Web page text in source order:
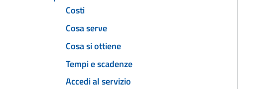
Costi
Cosa serve
Cosa si ottiene
Tempi e scadenze
Accedi al servizio